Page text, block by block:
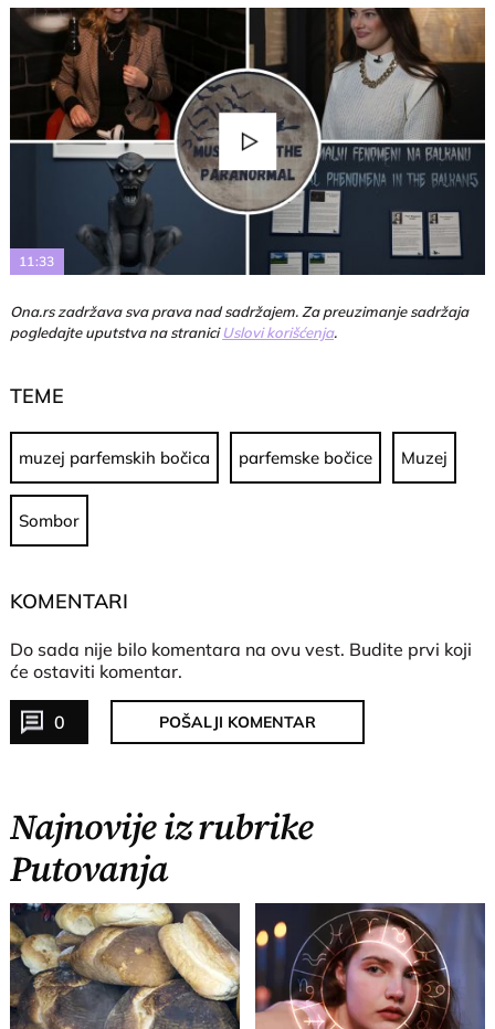
Play
Video
11:33
Ona.rs zadržava sva prava nad sadržajem. Za preuzimanje sadržaja
pogledajte uputstva na straniciUslovi korišćenja.
TEME
muzej parfemskih bočica parfemske bočice Muzej
Sombor
KOMENTARI
Do sada nije bilo komentara na ovu vest. Budite prvi koji
će ostaviti komentar.
0 POŠALJI KOMENTAR
Najnovije iz rubrike
Putovanja